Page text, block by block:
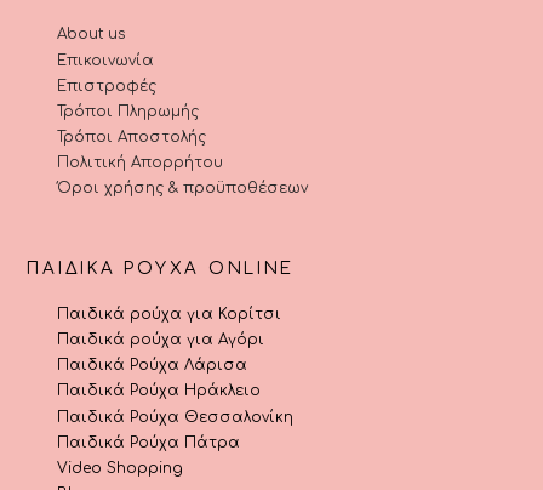
About us
Επικοινωνία
Επιστροφές
Τρόποι Πληρωμής
Τρόποι Αποστολής
Πολιτική Απορρήτου
Όροι χρήσης & προϋποθέσεων
ΠΑΙΔΙΚΆ ΡΟΎΧΑ ONLINE
Παιδικά ρούχα για Κορίτσι
Παιδικά ρούχα για Αγόρι
Παιδικά Ρούχα Λάρισα
Παιδικά Ρούχα Ηράκλειο
Παιδικά Ρούχα Θεσσαλονίκη
Παιδικά Ρούχα Πάτρα
Video Shopping